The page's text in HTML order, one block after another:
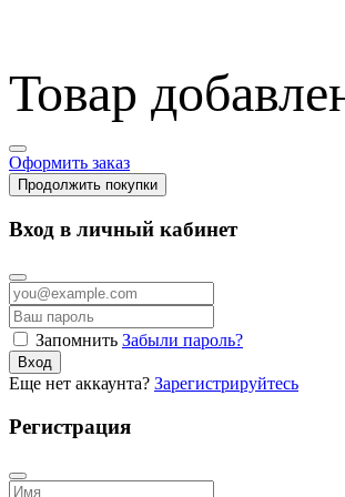
Товар
Оформить заказ
Продолжить покупки
Вход в личный кабинет
Запомнить Забыли пароль?
Вход
Еще нет аккаунта? Зарегистрируйтесь
Регистрация